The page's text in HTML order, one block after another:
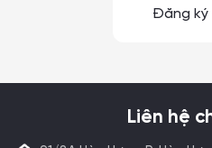
Đăng ký
Liên hệ